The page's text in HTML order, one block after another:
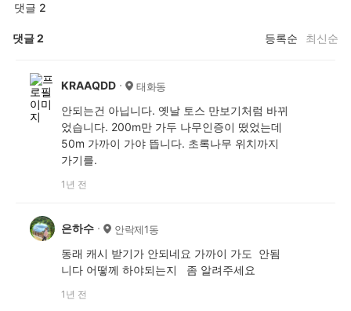
댓글 2
댓글2 등록순 최신순
KRAAQDD 태화동
안되는건 아닙니다. 옛날 토스 만보기처럼 바뀌
었습니다. 200m만 가두 나무인증이 떴었는데
50m 가까이 가야 뜹니다. 초록나무 위치까지
가기를.
1년 전
은하수 안락제1동
동래 캐시 받기가 안되네요 가까이 가도 안됨
니다 어떻께 하야되는지 좀 알려주세요
1년 전